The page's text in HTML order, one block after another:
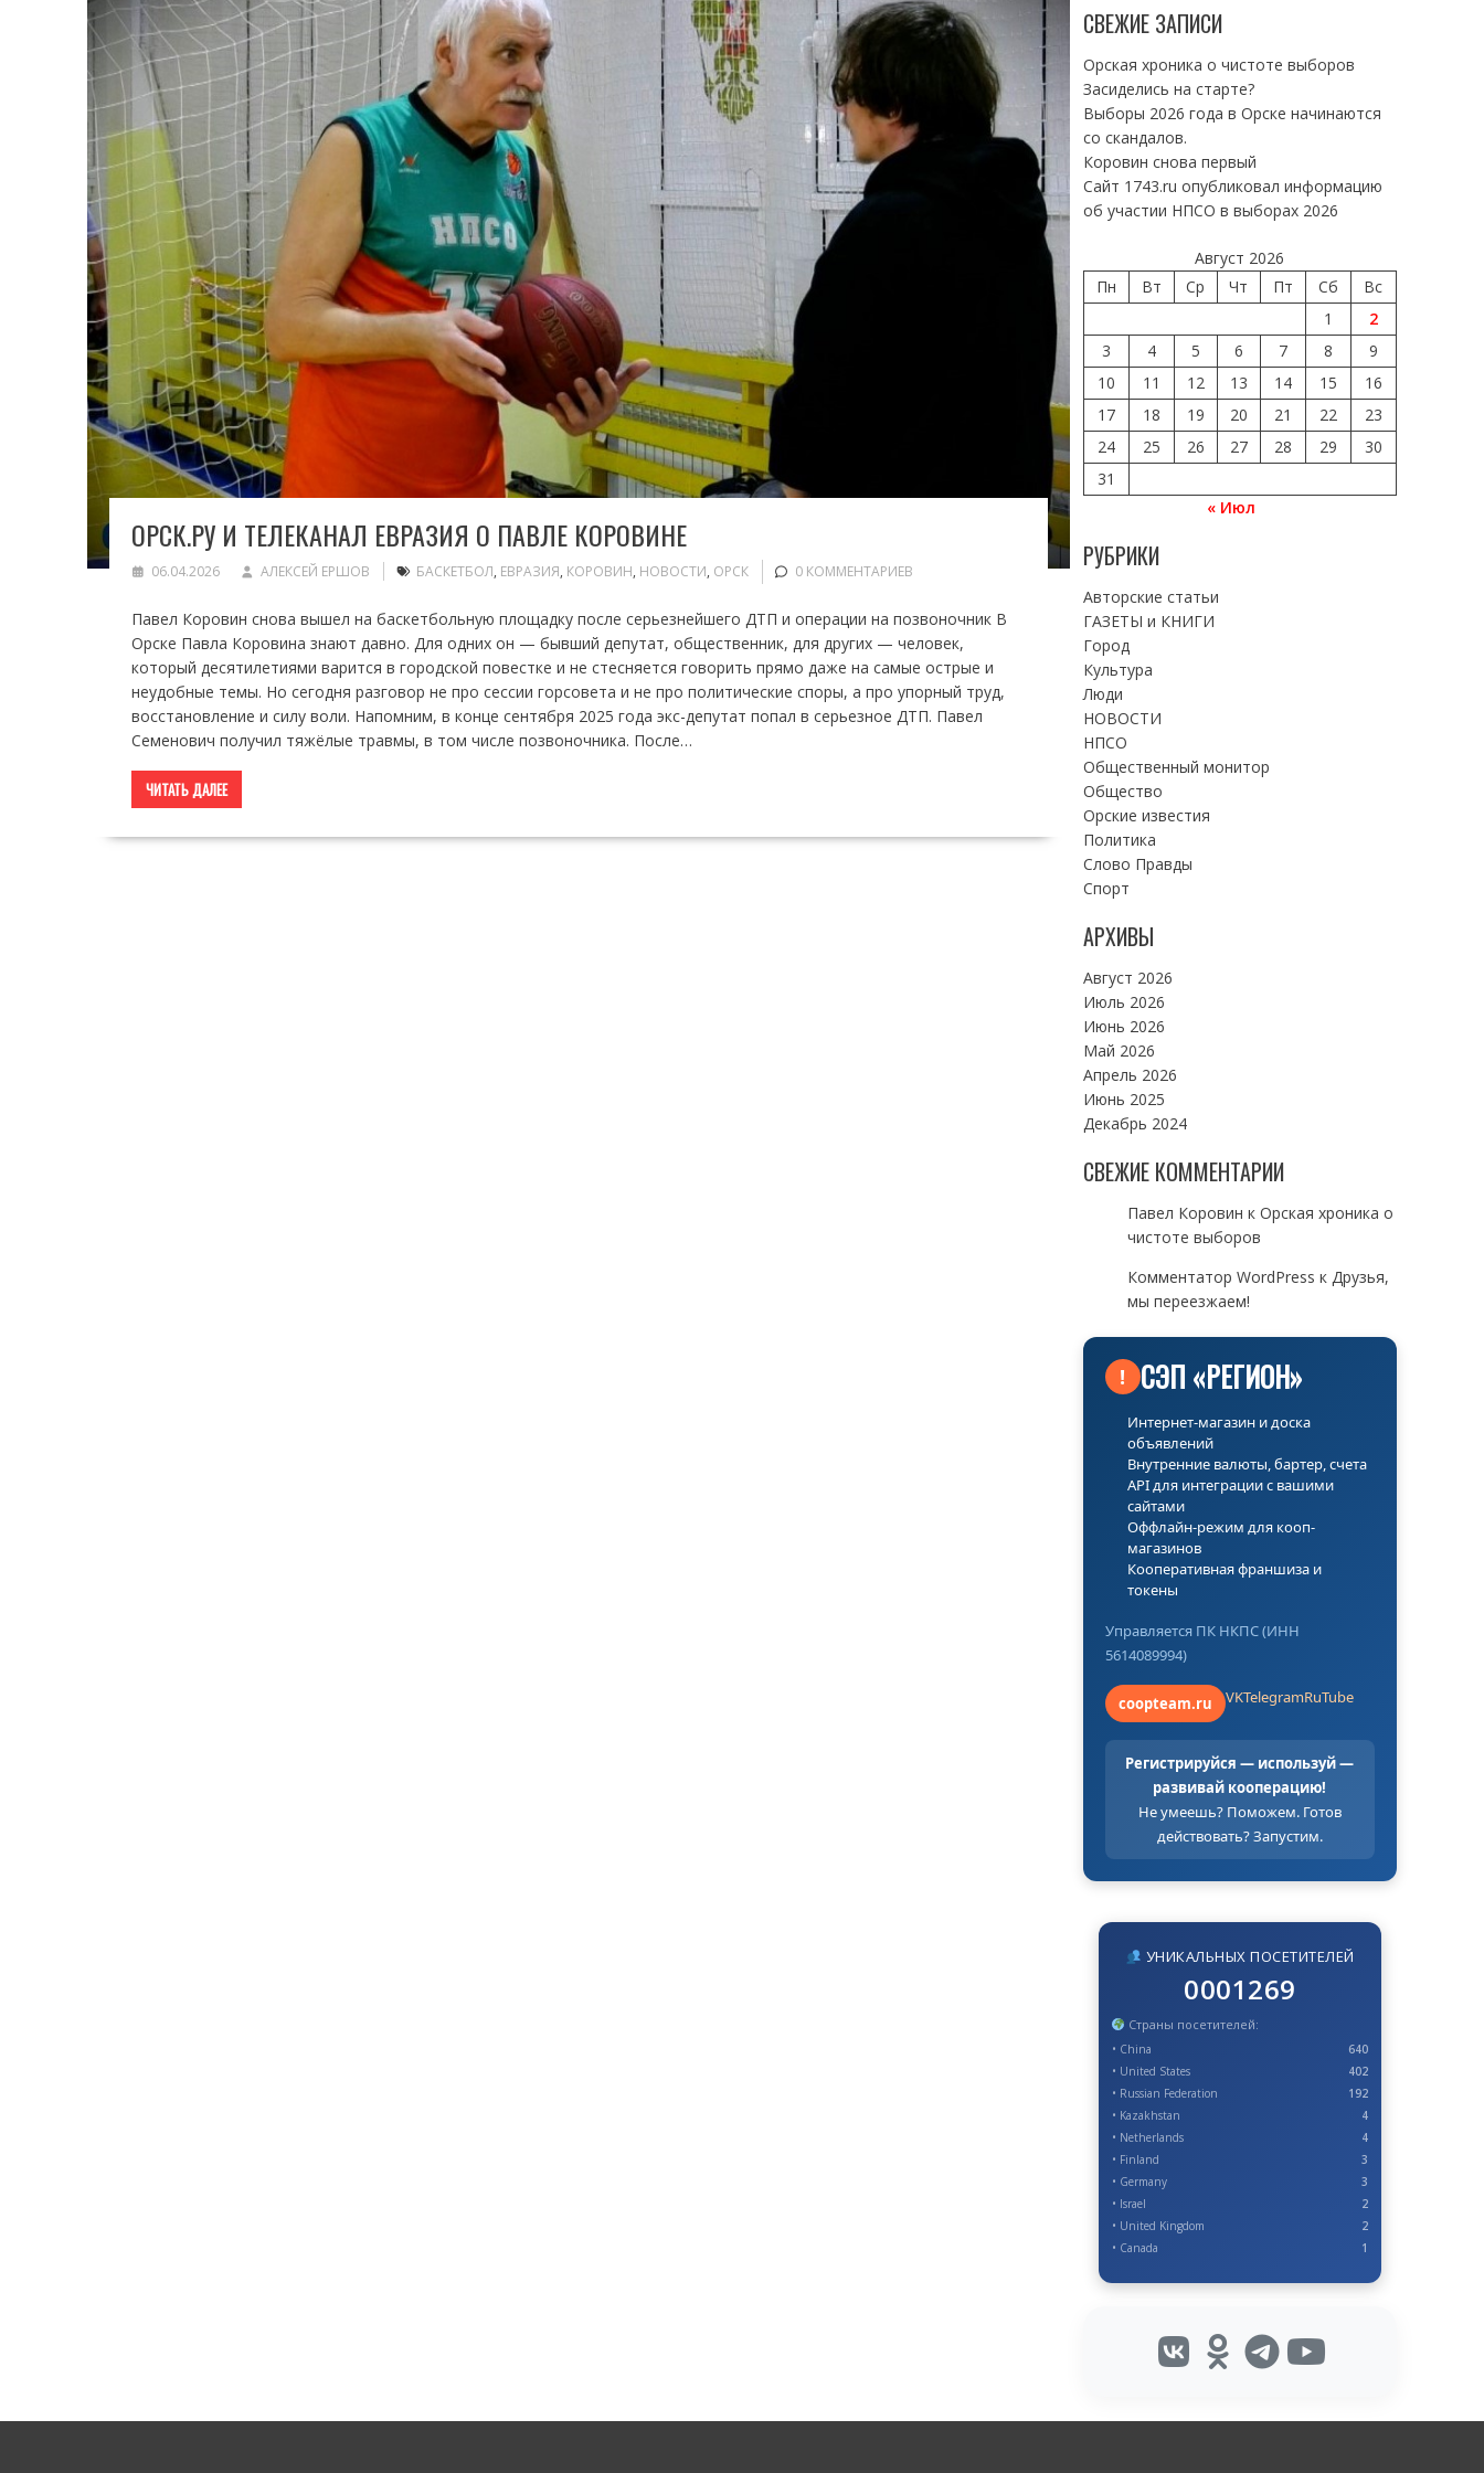
ОРСК.РУ И ТЕЛЕКАНАЛ ЕВРАЗИЯ О ПАВЛЕ КОРОВИНЕ
06.04.2026 АЛЕКСЕЙ ЕРШОВ БАСКЕТБОЛ, ЕВРАЗИЯ, КОРОВИН, НОВОСТИ, ОРСК 0 КОММЕНТАРИЕВ
Павел Коровин снова вышел на баскетбольную площадку после серьезнейшего ДТП и операции на позвоночник В
Орске Павла Коровина знают давно. Для одних он — бывший депутат, общественник, для других — человек,
который десятилетиями варится в городской повестке и не стесняется говорить прямо даже на самые острые и
неудобные темы. Но сегодня разговор не про сессии горсовета и не про политические споры, а про упорный труд,
восстановление и силу воли. Напомним, в конце сентября 2025 года экс-депутат попал в серьезное ДТП. Павел
Семенович получил тяжёлые травмы, в том числе позвоночника. После…
ЧИТАТЬ ДАЛЕЕ
СВЕЖИЕ ЗАПИСИ
Орская хроника о чистоте выборов
Засиделись на старте?
Выборы 2026 года в Орске начинаются
со скандалов.
Коровин снова первый
Сайт 1743.ru опубликовал информацию
об участии НПСО в выборах 2026
Август 2026
Пн
Вт Ср Чт Пт Сб
Вс
1
2
3
4 5 6 7 8
9
10
11 12 13 14 15
16
17
18 19 20 21 22
23
24
25 26 27 28 29
30
31
« Июл
РУБРИКИ
Авторские статьи
ГАЗЕТЫ и КНИГИ
Город
Культура
Люди
НОВОСТИ
НПСО
Общественный монитор
Общество
Орские известия
Политика
Слово Правды
Спорт
АРХИВЫ
Август 2026
Июль 2026
Июнь 2026
Май 2026
Апрель 2026
Июнь 2025
Декабрь 2024
СВЕЖИЕ КОММЕНТАРИИ
Павел Коровин к Орская хроника о
чистоте выборов
Комментатор WordPress к Друзья,
мы переезжаем!
! СЭП «РЕГИОН»
Интернет-магазин и доска
объявлений
Внутренние валюты, бартер, счета
API для интеграции с вашими
сайтами
Оффлайн-режим для кооп-
магазинов
Кооперативная франшиза и
токены
Управляется ПК НКПС (ИНН
5614089994)
coopteam.ru VKTelegramRuTube
Регистрируйся — используй —
развивай кооперацию!
Не умеешь? Поможем. Готов
действовать? Запустим.
УНИКАЛЬНЫХ ПОСЕТИТЕЛЕЙ
0001269
Страны посетителей:
• China
640
• United States
402
• Russian Federation
192
• Kazakhstan
4
• Netherlands
4
• Finland
3
• Germany
3
• Israel
2
• United Kingdom
2
• Canada
1